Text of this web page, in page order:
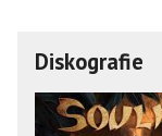
Diskografie